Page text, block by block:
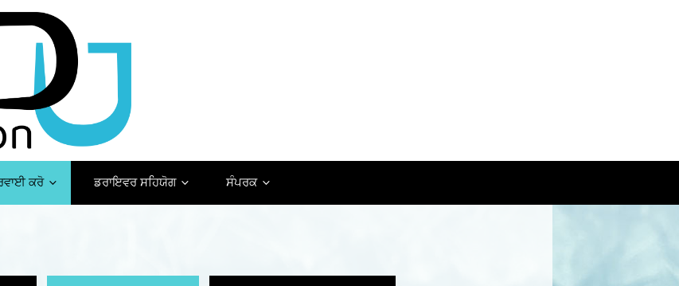
ਕਰੋ ਡਰਾਇਵਰ ਸਹਿਯੋਗ ਸੰਪਰਕ